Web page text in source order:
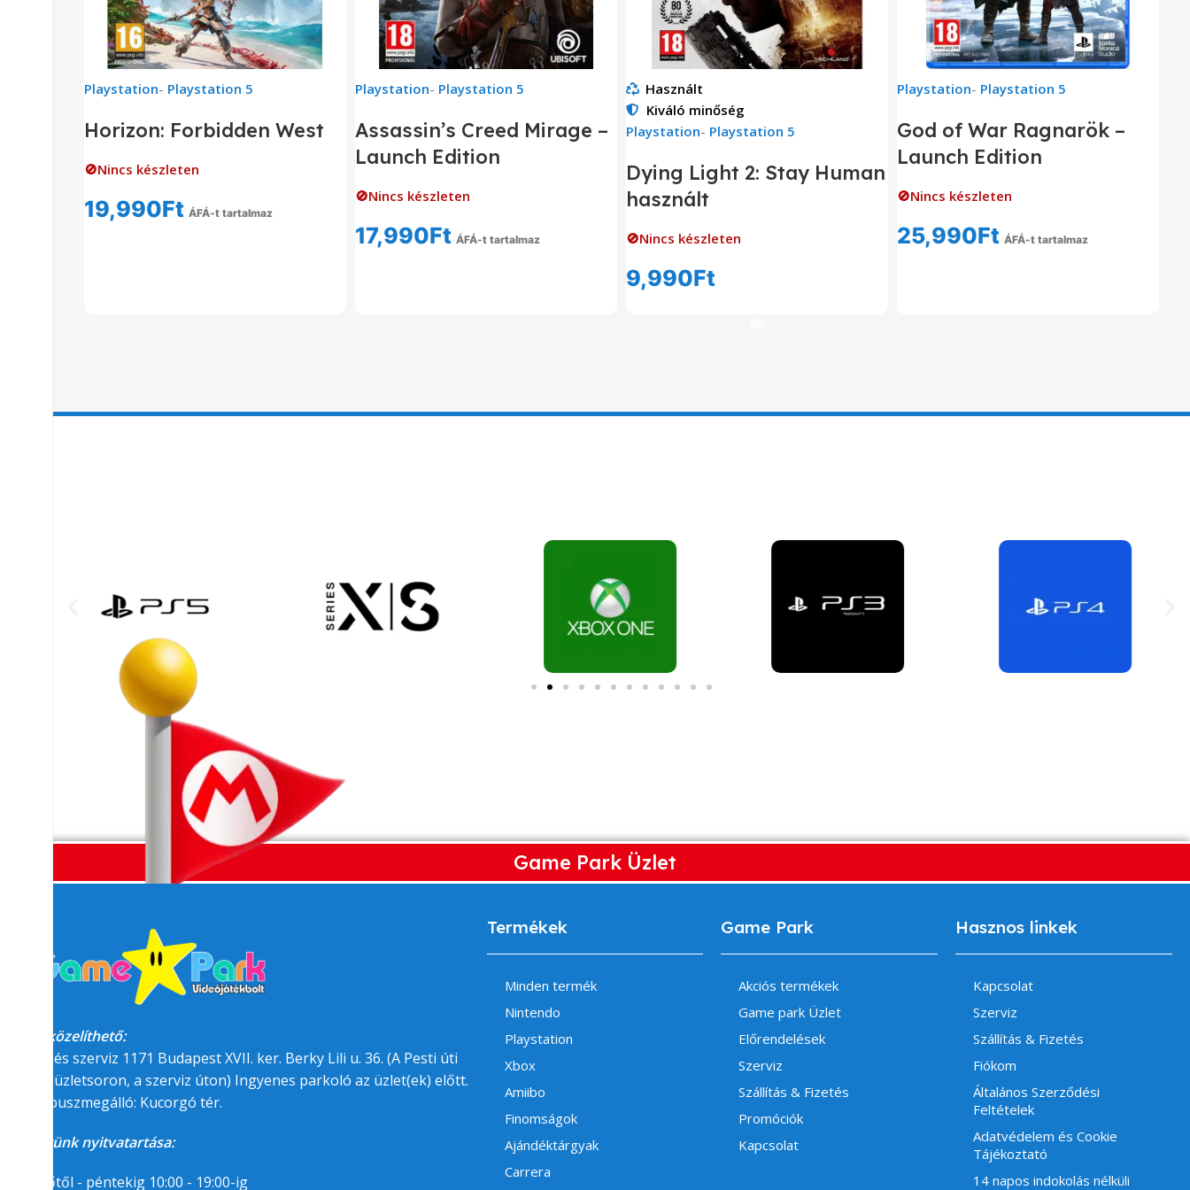
Playstation- Playstation 5
Horizon: Forbidden West
🚫Nincs készleten
19,990Ft ÁFÁ-t tartalmaz
Playstation- Playstation 5
Assassin’s Creed Mirage –
Launch Edition
🚫Nincs készleten
17,990Ft ÁFÁ-t tartalmaz
Használt
Kiváló minőség
Playstation- Playstation 5
Dying Light 2: Stay Human
használt
🚫Nincs készleten
9,990Ft
Playstation- Playstation 5
God of War Ragnarök –
Launch Edition
🚫Nincs készleten
25,990Ft ÁFÁ-t tartalmaz
Game Park Üzlet
Megközelíthető:
üzlet és szerviz 1171 Budapest XVII. ker. Berky Lili u. 36. (A Pesti úti
felőli üzletsoron, a szerviz úton) Ingyenes parkoló az üzlet(ek) előtt.
BKK buszmegálló: Kucorgó tér.
Üzletünk nyitvatartása:
Hétfőtől - péntekig 10:00 - 19:00-ig
Termékek
Minden termék
Nintendo
Playstation
Xbox
Amiibo
Finomságok
Ajándéktárgyak
Carrera
Game Park
Akciós termékek
Game park Üzlet
Előrendelések
Szerviz
Szállítás & Fizetés
Promóciók
Kapcsolat
Hasznos linkek
Kapcsolat
Szerviz
Szállítás & Fizetés
Fiókom
Általános Szerződési
Feltételek
Adatvédelem és Cookie
Tájékoztató
14 napos indokolás nélküli